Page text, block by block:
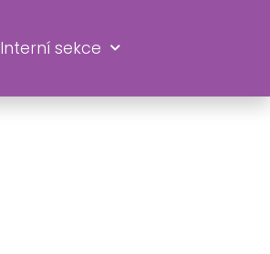
Interní sekce